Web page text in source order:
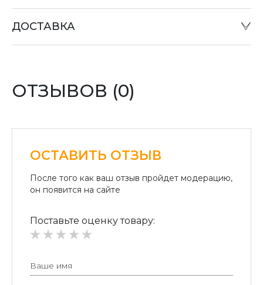
или при отправке «Наложенным платежом» в
«Райффайзен Банк Аваль»
Безналичный расчет для юридических лиц:
ДОСТАВКА
ОТЗЫВОВ (0)
ОСТАВИТЬ ОТЗЫВ
После того как ваш отзыв пройдет модерацию,
он появится на сайте
Поставьте оценку товару: